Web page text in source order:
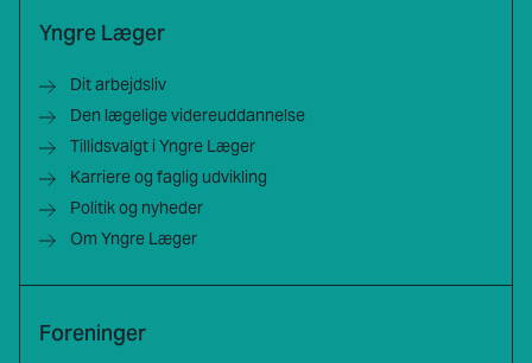
Yngre Læger
Dit arbejdsliv
Den lægelige videreuddannelse
Tillidsvalgt i Yngre Læger
Karriere og faglig udvikling
Politik og nyheder
Om Yngre Læger
Foreninger